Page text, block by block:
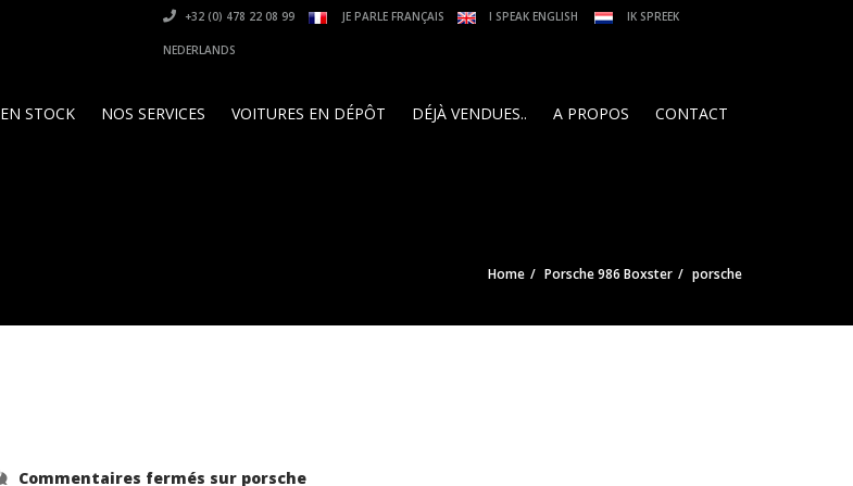
+32 (0) 478 22 08 99 JE PARLE FRANÇAIS I SPEAK ENGLISH IK SPREEK
NEDERLANDS
EN STOCK NOS SERVICES VOITURES EN DÉPÔT DÉJÀ VENDUES.. A PROPOS CONTACT
Home Porsche 986 Boxster porsche
Commentaires fermés sur porsche